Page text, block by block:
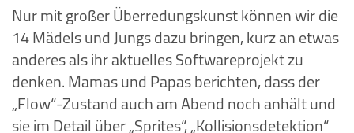
Nur mit großer Überredungskunst können wir die
14 Mädels und Jungs dazu bringen, kurz an etwas
anderes als ihr aktuelles Softwareprojekt zu
denken. Mamas und Papas berichten, dass der
„Flow“-Zustand auch am Abend noch anhält und
sie im Detail über „Sprites“, „Kollisionsdetektion“